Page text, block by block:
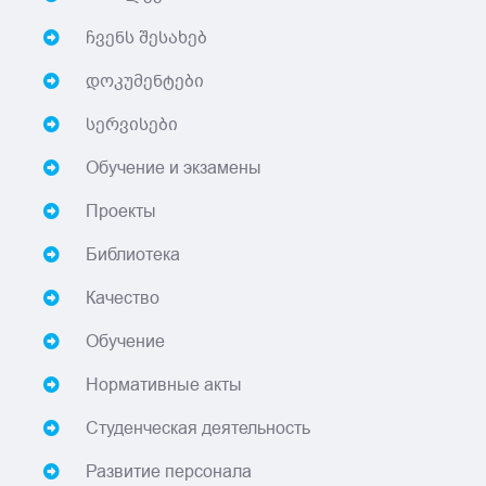
ჩვენს შესახებ
დოკუმენტები
სერვისები
Обучение и экзамены
Проекты
Библиотека
Качество
Обучение
Нормативные акты
Студенческая деятельность
Развитие персонала